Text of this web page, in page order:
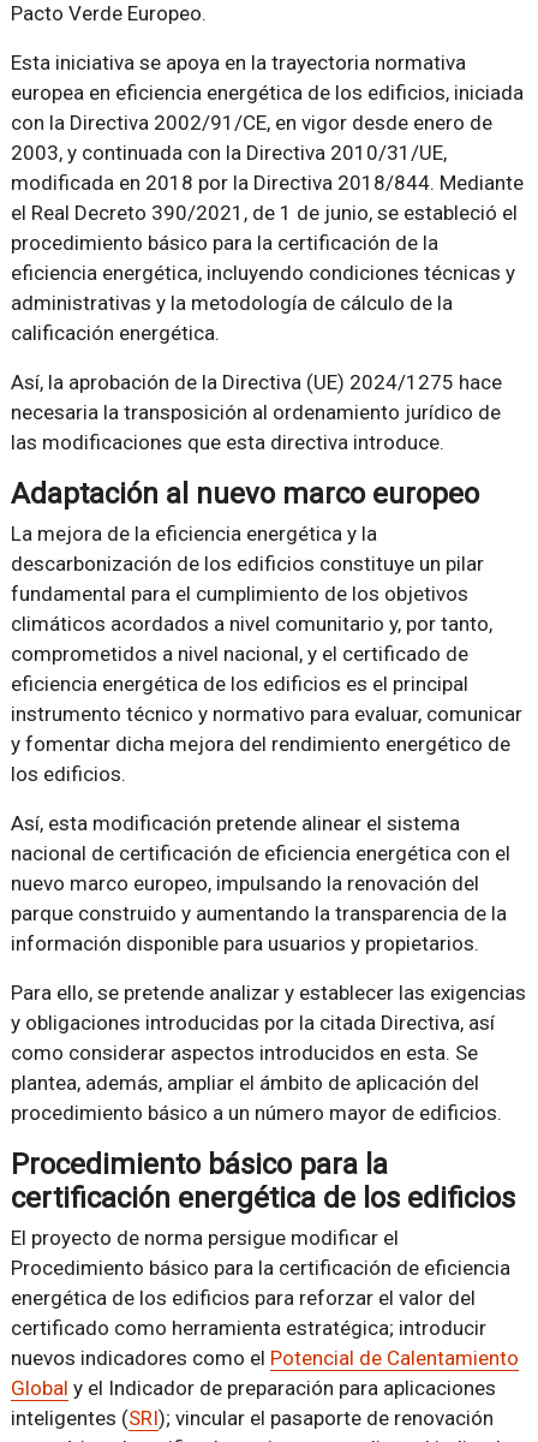
Pacto Verde Europeo.
Esta iniciativa se apoya en la trayectoria normativa
europea en eficiencia energética de los edificios, iniciada
con la Directiva 2002/91/CE, en vigor desde enero de
2003, y continuada con la Directiva 2010/31/UE,
modificada en 2018 por la Directiva 2018/844. Mediante
el Real Decreto 390/2021, de 1 de junio, se estableció el
procedimiento básico para la certificación de la
eficiencia energética, incluyendo condiciones técnicas y
administrativas y la metodología de cálculo de la
calificación energética.
Así, la aprobación de la Directiva (UE) 2024/1275 hace
necesaria la transposición al ordenamiento jurídico de
las modificaciones que esta directiva introduce.
Adaptación al nuevo marco europeo
La mejora de la eficiencia energética y la
descarbonización de los edificios constituye un pilar
fundamental para el cumplimiento de los objetivos
climáticos acordados a nivel comunitario y, por tanto,
comprometidos a nivel nacional, y el certificado de
eficiencia energética de los edificios es el principal
instrumento técnico y normativo para evaluar, comunicar
y fomentar dicha mejora del rendimiento energético de
los edificios.
Así, esta modificación pretende alinear el sistema
nacional de certificación de eficiencia energética con el
nuevo marco europeo, impulsando la renovación del
parque construido y aumentando la transparencia de la
información disponible para usuarios y propietarios.
Para ello, se pretende analizar y establecer las exigencias
y obligaciones introducidas por la citada Directiva, así
como considerar aspectos introducidos en esta. Se
plantea, además, ampliar el ámbito de aplicación del
procedimiento básico a un número mayor de edificios.
Procedimiento básico para la
certificación energética de los edificios
El proyecto de norma persigue modificar el
Procedimiento básico para la certificación de eficiencia
energética de los edificios para reforzar el valor del
certificado como herramienta estratégica; introducir
nuevos indicadores como el Potencial de Calentamiento
Global y el Indicador de preparación para aplicaciones
inteligentes (SRI); vincular el pasaporte de renovación